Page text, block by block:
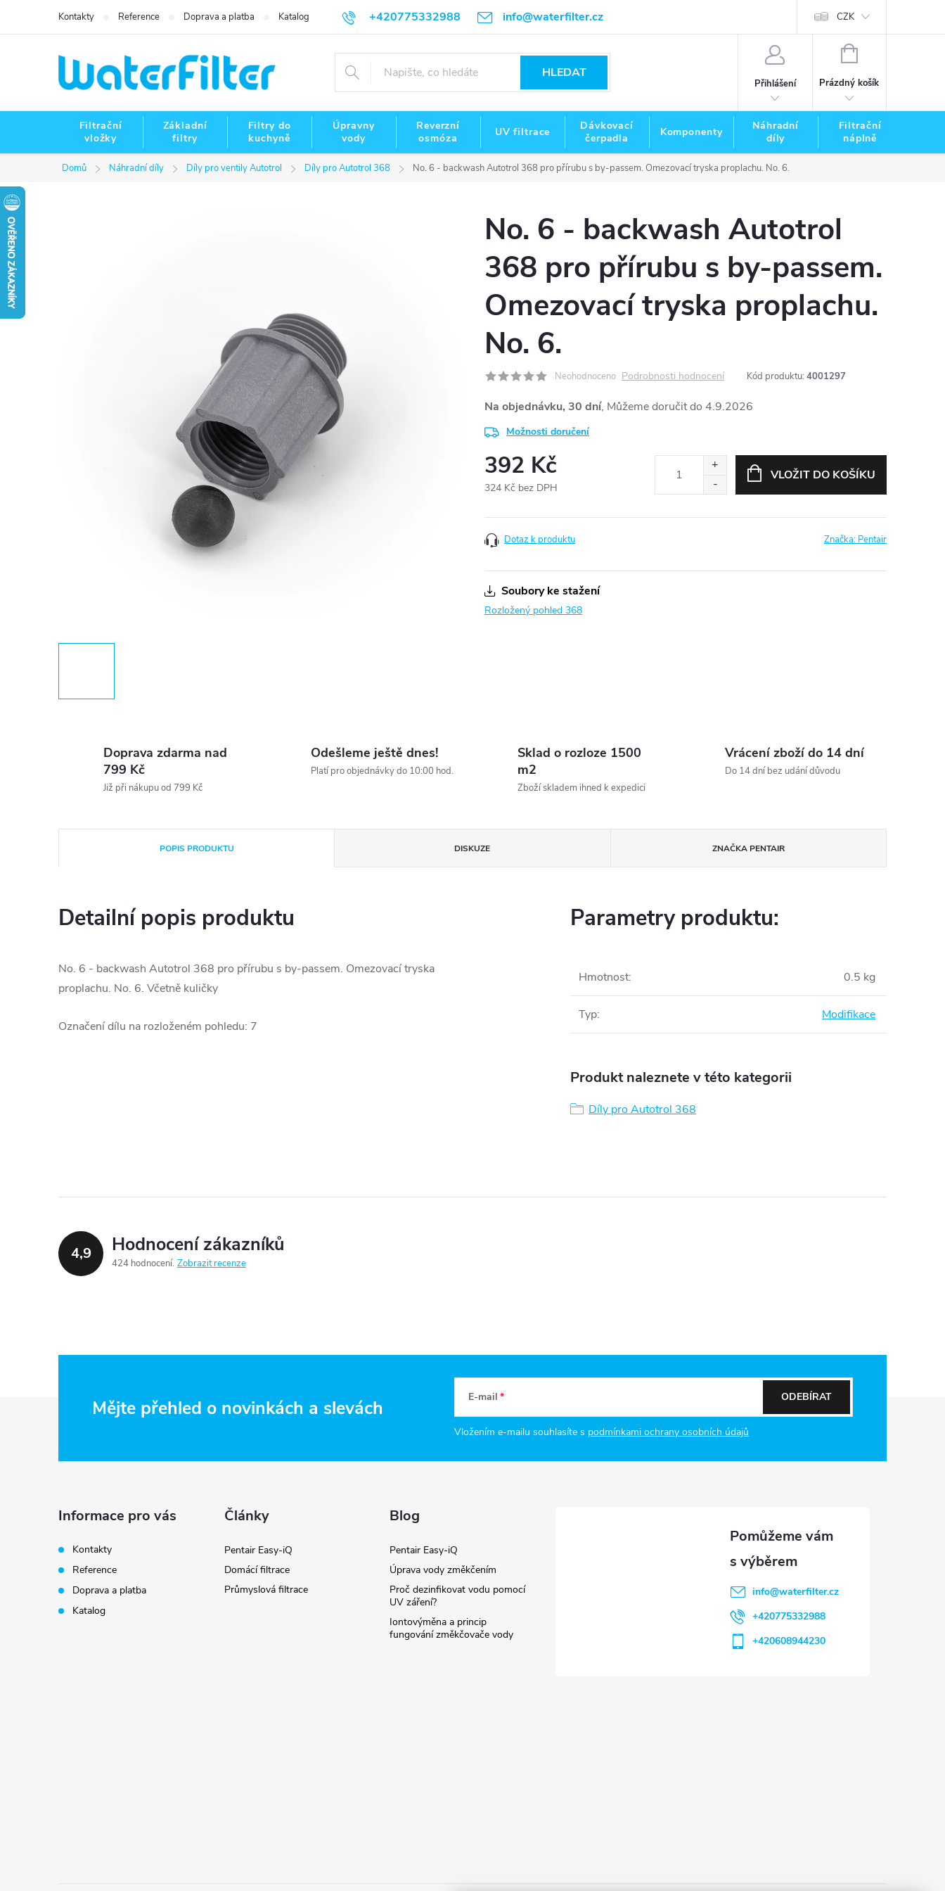
+420775332988 info@waterfilter.cz
Kontakty Reference Doprava a platba Katalog CZK
HLEDAT
Přihlášení
NÁKUPNÍ
Prázdný košík
Filtrační
vložky
Základní
filtry
Filtry do
kuchyně
Úpravny
vody
Reverzní
osmóza
UV filtrace
Dávkovací
čerpadla
Komponenty
Náhradní
díly
Filtrační
náplně
Domů Náhradní díly Díly pro ventily Autotrol Díly pro Autotrol 368 No. 6 - backwash Autotrol 368 pro přírubu s by-passem. Omezovací tryska proplachu. No. 6.
No. 6 - backwash Autotrol
368 pro přírubu s by-passem.
Omezovací tryska proplachu.
No. 6.
Neohodnoceno Podrobnosti hodnocení Kód produktu: 4001297
Na objednávku, 30 dní 4.9.2026
Možnosti doručení
392 Kč
324 Kč bez DPH
cena:
VLOŽIT DO KOŠÍKU
Dotaz k produktu Značka: Pentair
Soubory ke stažení
Rozložený pohled 368
Doprava zdarma nad
799 Kč
Již při nákupu od 799 Kč
Odešleme ještě dnes!
Platí pro objednávky do 10:00 hod.
Sklad o rozloze 1500
m2
Zboží skladem ihned k expedici
Vrácení zboží do 14 dní
Do 14 dní bez udání důvodu
POPIS PRODUKTU DISKUZE ZNAČKAPENTAIR
Detailní popis produktu
No. 6 - backwash Autotrol 368 pro přírubu s by-passem. Omezovací tryska
proplachu. No. 6. Včetně kuličky
Označení dílu na rozloženém pohledu: 7
Parametry produktu:
Hmotnost: 0.5 kg
Typ: Modifikace
Produkt naleznete v této kategorii
Díly pro Autotrol 368
4,9 Hodnocení zákazníků
424 hodnocení Zobrazit recenze
Mějte přehled o novinkách a slevách E-mail
Vložením e-mailu souhlasíte s podmínkami ochrany osobních údajů
ODEBÍRAT
Informace pro vás
Kontakty
Reference
Doprava a platba
Katalog
Články
Pentair Easy-iQ
Domácí filtrace
Průmyslová filtrace
Blog
Pentair Easy-iQ
Úprava vody změkčením
Proč dezinfikovat vodu pomocí
UV záření?
Iontovýměna a princip
fungování změkčovače vody
info@waterfilter.cz
+420775332988
+420608944230